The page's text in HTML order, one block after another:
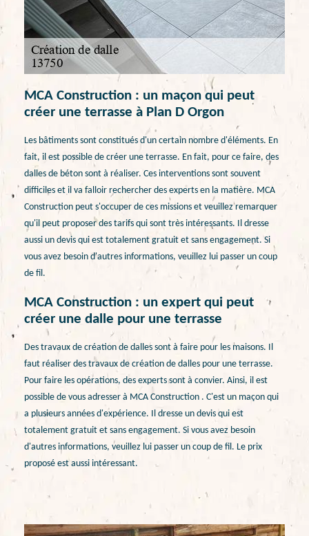
MCA Construction : un maçon qui peut
créer une terrasse à Plan D Orgon
Les bâtiments sont constitués d'un certain nombre d'éléments. En
fait, il est possible de créer une terrasse. En fait, pour ce faire, des
dalles de béton sont à réaliser. Ces interventions sont souvent
difficiles et il va falloir rechercher des experts en la matière. MCA
Construction peut s'occuper de ces missions et veuillez remarquer
qu'il peut proposer des tarifs qui sont très intéressants. Il dresse
aussi un devis qui est totalement gratuit et sans engagement. Si
vous avez besoin d'autres informations, veuillez lui passer un coup
de fil.
MCA Construction : un expert qui peut
créer une dalle pour une terrasse
Des travaux de création de dalles sont à faire pour les maisons. Il
faut réaliser des travaux de création de dalles pour une terrasse.
Pour faire les opérations, des experts sont à convier. Ainsi, il est
possible de vous adresser à MCA Construction . C'est un maçon qui
a plusieurs années d'expérience. Il dresse un devis qui est
totalement gratuit et sans engagement. Si vous avez besoin
d'autres informations, veuillez lui passer un coup de fil. Le prix
proposé est aussi intéressant.